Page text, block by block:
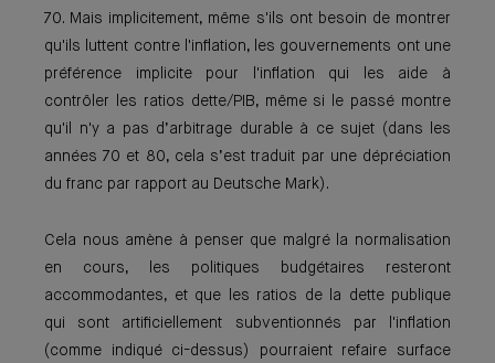
70. Mais implicitement, même s'ils ont besoin de montrer
qu'ils luttent contre l'inflation, les gouvernements ont une
préférence implicite pour l'inflation qui les aide à
contrôler les ratios dette/PIB, même si le passé montre
qu'il n'y a pas d’arbitrage durable à ce sujet (dans les
années 70 et 80, cela s’est traduit par une dépréciation
du franc par rapport au Deutsche Mark).
Cela nous amène à penser que malgré la normalisation
en cours, les politiques budgétaires resteront
accommodantes, et que les ratios de la dette publique
qui sont artificiellement subventionnés par l'inflation
(comme indiqué ci-dessus) pourraient refaire surface